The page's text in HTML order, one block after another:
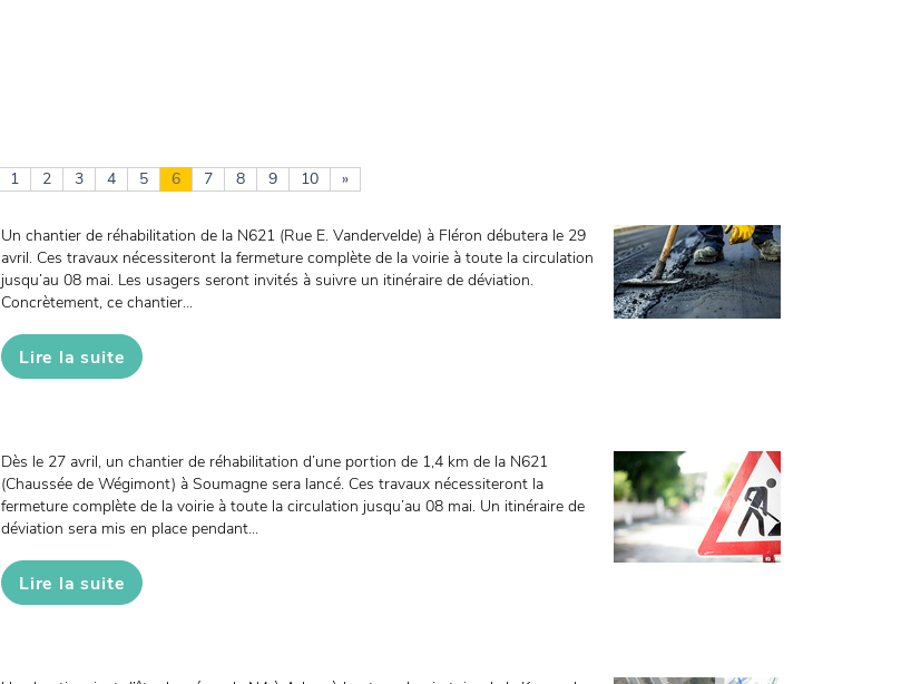
1 2 3 4 5 6 7 8 9 10 »
Un chantier de réhabilitation de la N621 (Rue E. Vandervelde) à Fléron débutera le 29
avril. Ces travaux nécessiteront la fermeture complète de la voirie à toute la circulation
jusqu’au 08 mai. Les usagers seront invités à suivre un itinéraire de déviation.
Concrètement, ce chantier...
Lire la suite
Dès le 27 avril, un chantier de réhabilitation d’une portion de 1,4 km de la N621
(Chaussée de Wégimont) à Soumagne sera lancé. Ces travaux nécessiteront la
fermeture complète de la voirie à toute la circulation jusqu’au 08 mai. Un itinéraire de
déviation sera mis en place pendant...
Lire la suite